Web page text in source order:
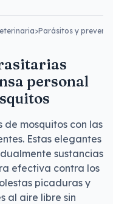
>Parásitos y
personal
mosquitos con las
Estas elegantes
sustancias
efectiva contra los
picaduras y
al aire libre sin